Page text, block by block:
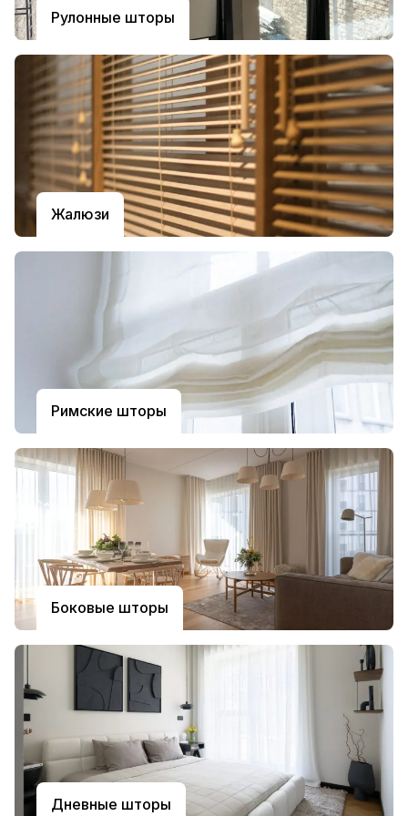
Рулонные шторы
Жалюзи
Римские шторы
Боковые шторы
Дневные шторы